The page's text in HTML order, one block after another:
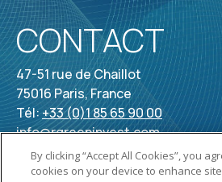
CONTACT
47-51 rue de Chaillot
75016 Paris, France
Tél: +33 (0)1 85 65 90 00
info@rgreeninvest.com
By clicking “Accept All Cookies”, you
cookies on your device to enhance